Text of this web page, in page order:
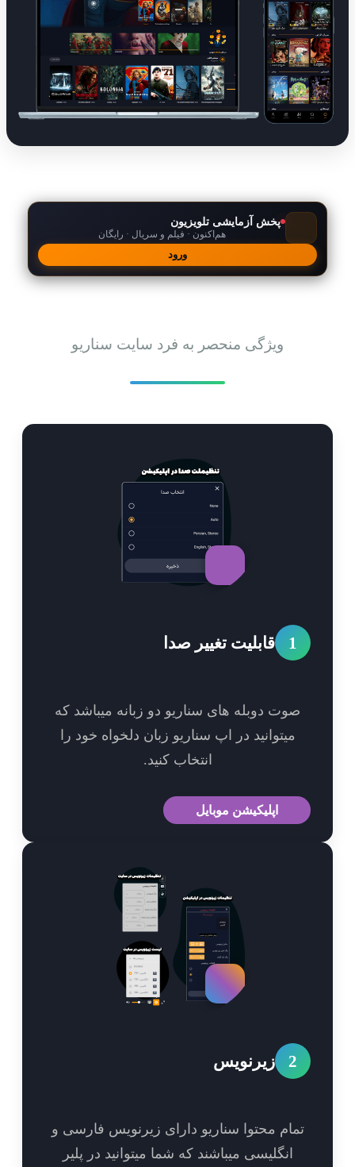
پخش آزمایشی تلویزیون
هم‌اکنون · فیلم و سریال · رایگان
ویژگی منحصر به فرد سایت سناریو
قابلیت تغییر صدا
دوبله های سناریو دو زبانه میباشد که
میتوانید در اپ سناریو زبان دلخواه خود را
انتخاب کنید.
اپلیکیشن موبایل
زیرنویس
محتوا سناریو دارای زیرنویس فارسی و
انگلیسی میباشند که شما میتوانید در پلیر